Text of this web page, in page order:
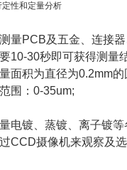
定性和定量分析
量PCB及五金、连接
10-30秒即可获得测量
面积为直径为0.2mm的
围：0-35um;
电镀、蒸镀、离子镀
CCD摄像机来观察及